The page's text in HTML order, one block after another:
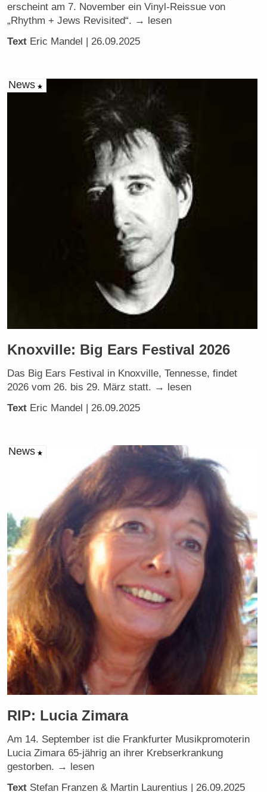
erscheint am 7. November ein Vinyl-Reissue von
„Rhythm + Jews Revisited“. → lesen
Text Eric Mandel | 26.09.2025
News
Knoxville: Big Ears Festival 2026
Das Big Ears Festival in Knoxville, Tennesse, findet
2026 vom 26. bis 29. März statt. → lesen
Text Eric Mandel | 26.09.2025
News
RIP: Lucia Zimara
Am 14. September ist die Frankfurter Musikpromoterin
Lucia Zimara 65-jährig an ihrer Krebserkrankung
gestorben. → lesen
Text Stefan Franzen & Martin Laurentius | 26.09.2025